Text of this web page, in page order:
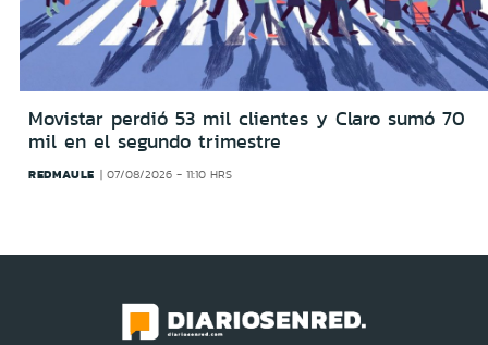
Movistar perdió 53 mil clientes y Claro sumó 70
mil en el segundo trimestre
REDMAULE 07/08/2026 - 11:10 HRS